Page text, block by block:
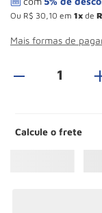
Ou R$ 30 10 em 1 de
Mais formas de
Calcule o frete
8º Talha